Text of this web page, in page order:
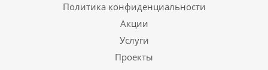
Политика конфиденциальности
Акции
Услуги
Проекты